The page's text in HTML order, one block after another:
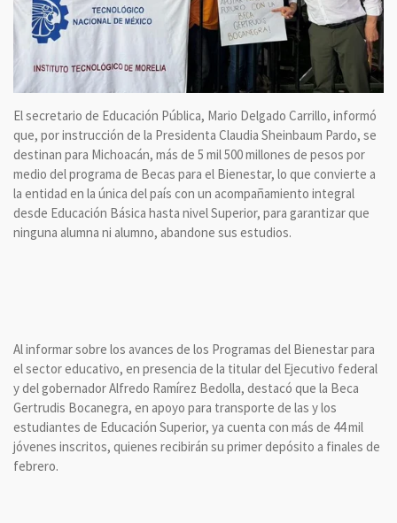
El secretario de Educación Pública, Mario Delgado Carrillo, informó
que, por instrucción de la Presidenta Claudia Sheinbaum Pardo, se
destinan para Michoacán, más de 5 mil 500 millones de pesos por
medio del programa de Becas para el Bienestar, lo que convierte a
la entidad en la única del país con un acompañamiento integral
desde Educación Básica hasta nivel Superior, para garantizar que
ninguna alumna ni alumno, abandone sus estudios.
Al informar sobre los avances de los Programas del Bienestar para
el sector educativo, en presencia de la titular del Ejecutivo federal
y del gobernador Alfredo Ramírez Bedolla, destacó que la Beca
Gertrudis Bocanegra, en apoyo para transporte de las y los
estudiantes de Educación Superior, ya cuenta con más de 44 mil
jóvenes inscritos, quienes recibirán su primer depósito a finales de
febrero.